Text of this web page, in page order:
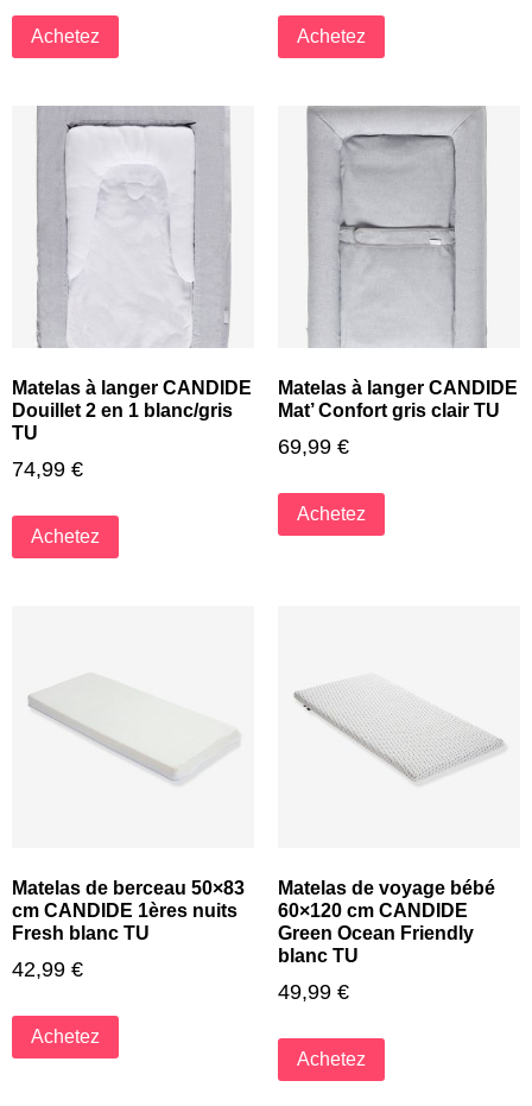
Achetez Achetez
Matelas à langer CANDIDE
Douillet 2 en 1 blanc/gris
TU
74,99 €
Achetez
Matelas à langer CANDIDE
Mat’ Confort gris clair TU
69,99 €
Achetez
Matelas de berceau 50×83
cm CANDIDE 1ères nuits
Fresh blanc TU
42,99 €
Achetez
Matelas de voyage bébé
60×120 cm CANDIDE
Green Ocean Friendly
blanc TU
49,99 €
Achetez